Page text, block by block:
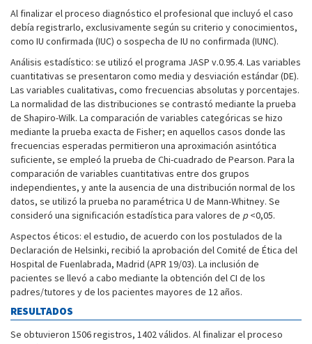
Al finalizar el proceso diagnóstico el profesional que incluyó el caso
debía registrarlo, exclusivamente según su criterio y conocimientos,
como IU confirmada (IUC) o sospecha de IU no confirmada (IUNC).
Análisis estadístico: se utilizó el programa JASP v.0.95.4. Las variables
cuantitativas se presentaron como media y desviación estándar (DE).
Las variables cualitativas, como frecuencias absolutas y porcentajes.
La normalidad de las distribuciones se contrastó mediante la prueba
de Shapiro-Wilk. La comparación de variables categóricas se hizo
mediante la prueba exacta de Fisher; en aquellos casos donde las
frecuencias esperadas permitieron una aproximación asintótica
suficiente, se empleó la prueba de Chi-cuadrado de Pearson. Para la
comparación de variables cuantitativas entre dos grupos
independientes, y ante la ausencia de una distribución normal de los
datos, se utilizó la prueba no paramétrica U de Mann-Whitney. Se
consideró una significación estadística para valores de p <0,05.
Aspectos éticos: el estudio, de acuerdo con los postulados de la
Declaración de Helsinki, recibió la aprobación del Comité de Ética del
Hospital de Fuenlabrada, Madrid (APR 19/03). La inclusión de
pacientes se llevó a cabo mediante la obtención del CI de los
padres/tutores y de los pacientes mayores de 12 años.
RESULTADOS
Se obtuvieron 1506 registros, 1402 válidos. Al finalizar el proceso